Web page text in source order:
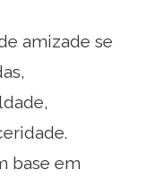
amizade se
base em